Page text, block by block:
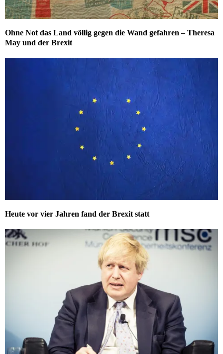
Ohne Not das Land völlig gegen die Wand gefahren – Theresa
May und der Brexit
Heute vor vier Jahren fand der Brexit statt